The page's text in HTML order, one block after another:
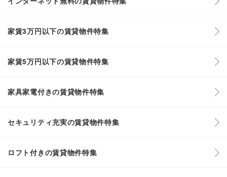
家賃3万円以下の賃貸物件特集
家賃5万円以下の賃貸物件特集
家具家電付きの賃貸物件特集
セキュリティ充実の賃貸物件特集
ロフト付きの賃貸物件特集